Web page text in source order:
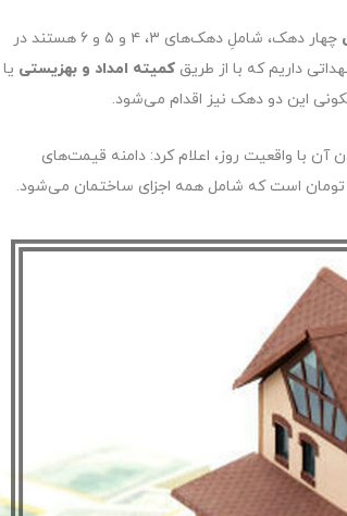
چهار دهک، شاملِ دهک‌های ۳، ۴ و ۵ و ۶ هستند در
کمیته امداد و بهزیستی یا
این دو دهک نیز اقدام می‌شود.
با واقعیت روز، اعلام کرد: دامنه قیمت‌های